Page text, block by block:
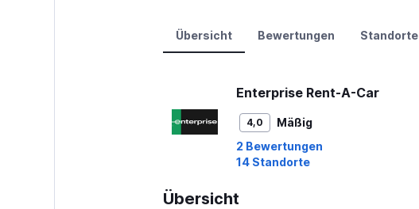
0Übersicht Bewertungen Standorte
Enterprise Rent-A-Car
4,0
Mäßig
2 Bewertungen
14 Standorte
Übersicht